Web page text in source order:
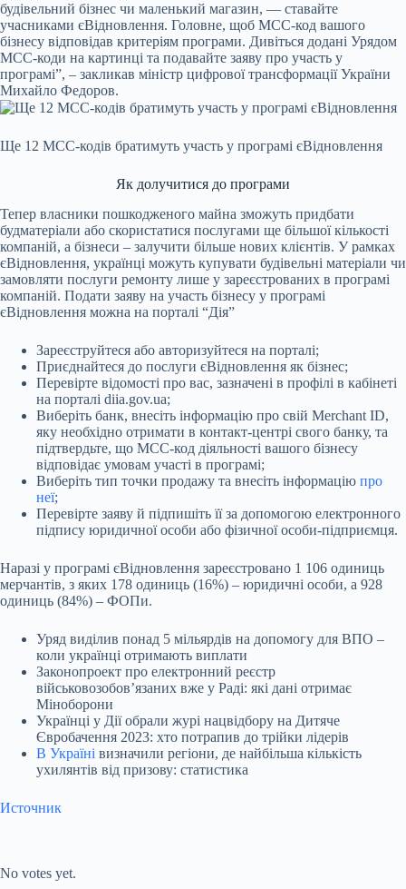
будівельний бізнес чи маленький магазин, — ставайте
учасниками єВідновлення. Головне, щоб МСС-код вашого
бізнесу відповідав критеріям програми. Дивіться додані Урядом
МСС-коди на картинці та подавайте заяву про участь у
програмі”, – закликав міністр цифрової трансформації України
Михайло Федоров.
Ще 12 MCC-кодів братимуть участь у програмі єВідновлення
Як долучитися до програми
Тепер власники пошкодженого майна зможуть придбати
будматеріали або скористатися послугами ще більшої кількості
компаній, а бізнеси – залучити більше нових клієнтів. У рамках
єВідновлення, українці можуть купувати будівельні матеріали чи
замовляти послуги ремонту лише у зареєстрованих в програмі
компаній. Подати заяву на участь бізнесу у програмі
єВідновлення можна на порталі “Дія”
Зареєструйтеся або авторизуйтеся на порталі;
Приєднайтеся до послуги єВідновлення як бізнес;
Перевірте відомості про вас, зазначені в профілі в кабінеті
на порталі diia.gov.ua;
Виберіть банк, внесіть інформацію про свій Merchant ID,
яку необхідно отримати в контакт-центрі свого банку, та
підтвердьте, що МСС-код діяльності вашого бізнесу
відповідає умовам участі в програмі;
Виберіть тип точки продажу та внесіть інформацію про
неї;
Перевірте заяву й підпишіть її за допомогою електронного
підпису юридичної особи або фізичної особи-підприємця.
Наразі у програмі єВідновлення зареєстровано 1 106 одиниць
мерчантів, з яких 178 одиниць (16%) – юридичні особи, а 928
одиниць (84%) – ФОПи.
Уряд виділив понад 5 мільярдів на допомогу для ВПО –
коли українці отримають виплати
Законопроект про електронний реєстр
військовозобовʼязаних вже у Раді: які дані отримає
Міноборони
Українці у Дії обрали журі нацвідбору на Дитяче
Євробачення 2023: хто потрапив до трійки лідерів
В Україні визначили регіони, де найбільша кількість
ухилянтів від призову: статистика
Источник
No votes yet.